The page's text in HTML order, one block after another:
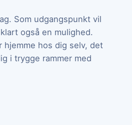
Som udgangspunkt vil
også en mulighed.
hjemme hos dig selv, det
i trygge rammer med